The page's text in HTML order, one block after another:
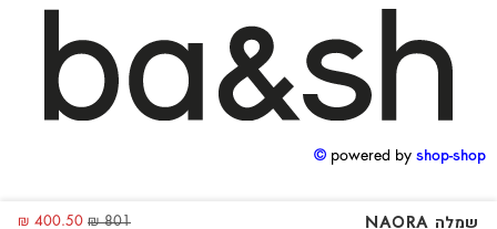
powered by shop-shop ©️
שמלה NAORA ₪801
₪ 400.50